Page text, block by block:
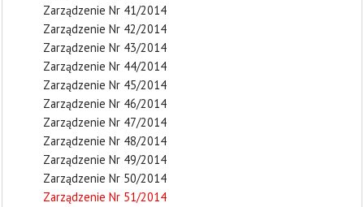
Zarządzenie Nr 41/2014
Zarządzenie Nr 42/2014
Zarządzenie Nr 43/2014
Zarządzenie Nr 44/2014
Zarządzenie Nr 45/2014
Zarządzenie Nr 46/2014
Zarządzenie Nr 47/2014
Zarządzenie Nr 48/2014
Zarządzenie Nr 49/2014
Zarządzenie Nr 50/2014
Zarządzenie Nr 51/2014